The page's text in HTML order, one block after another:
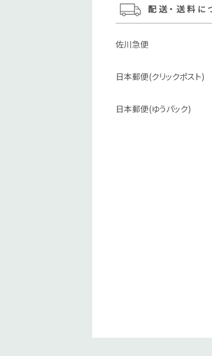
配送・送料に
佐川急便
日本郵便(クリックポスト)
日本郵便(ゆうパック)